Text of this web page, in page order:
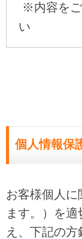
※内容を
い
個人情報保
お客様個人
ます。）を
え、下記の